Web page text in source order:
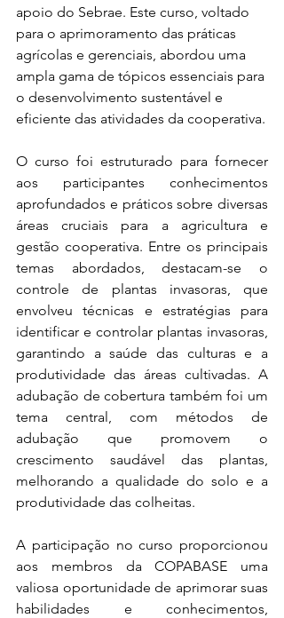
apoio do Sebrae. Este curso, voltado
para o aprimoramento das práticas
agrícolas e gerenciais, abordou uma
ampla gama de tópicos essenciais para
o desenvolvimento sustentável e
eficiente das atividades da cooperativa.
O curso foi estruturado para fornecer
aos participantes conhecimentos
aprofundados e práticos sobre diversas
áreas cruciais para a agricultura e
gestão cooperativa. Entre os principais
temas abordados, destacam-se o
controle de plantas invasoras, que
envolveu técnicas e estratégias para
identificar e controlar plantas invasoras,
garantindo a saúde das culturas e a
produtividade das áreas cultivadas. A
adubação de cobertura também foi um
tema central, com métodos de
adubação que promovem o
crescimento saudável das plantas,
melhorando a qualidade do solo e a
produtividade das colheitas.
A participação no curso proporcionou
aos membros da COPABASE uma
valiosa oportunidade de aprimorar suas
habilidades e conhecimentos,